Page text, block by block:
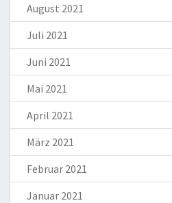
August 2021
Juli 2021
Juni 2021
Mai 2021
April 2021
März 2021
Februar 2021
Januar 2021